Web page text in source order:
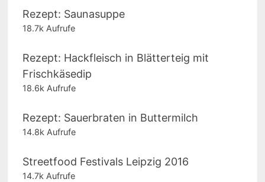
Rezept: Saunasuppe
18.7k Aufrufe
Rezept: Hackfleisch in Blätterteig mit
Frischkäsedip
18.6k Aufrufe
Rezept: Sauerbraten in Buttermilch
14.8k Aufrufe
Streetfood Festivals Leipzig 2016
14.7k Aufrufe